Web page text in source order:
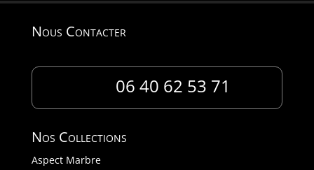
Nous Contacter
06 40 62 53 71
Nos Collections
Aspect Marbre